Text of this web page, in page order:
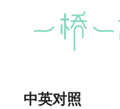
中英对照